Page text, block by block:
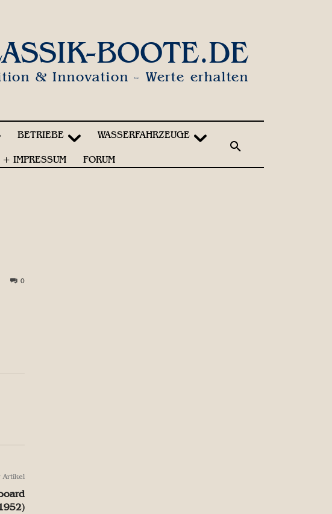
BOOTE.DE
& Innovation - Werte erhalten
BETRIEBE WASSERFAHRZEUGE
IMPRESSUM FORUM
0
Artikel